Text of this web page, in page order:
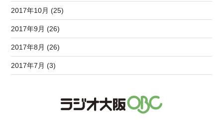
2017年10月 (25)
2017年9月 (26)
2017年8月 (26)
2017年7月 (3)